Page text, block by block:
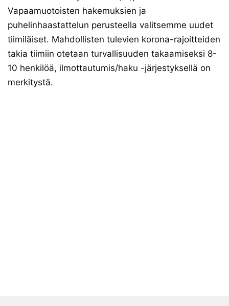
Vapaamuotoisten hakemuksien ja
puhelinhaastattelun perusteella valitsemme uudet
tiimiläiset. Mahdollisten tulevien korona-rajoitteiden
takia tiimiin otetaan turvallisuuden takaamiseksi 8-
10 henkilöä, ilmottautumis/haku -järjestyksellä on
merkitystä.